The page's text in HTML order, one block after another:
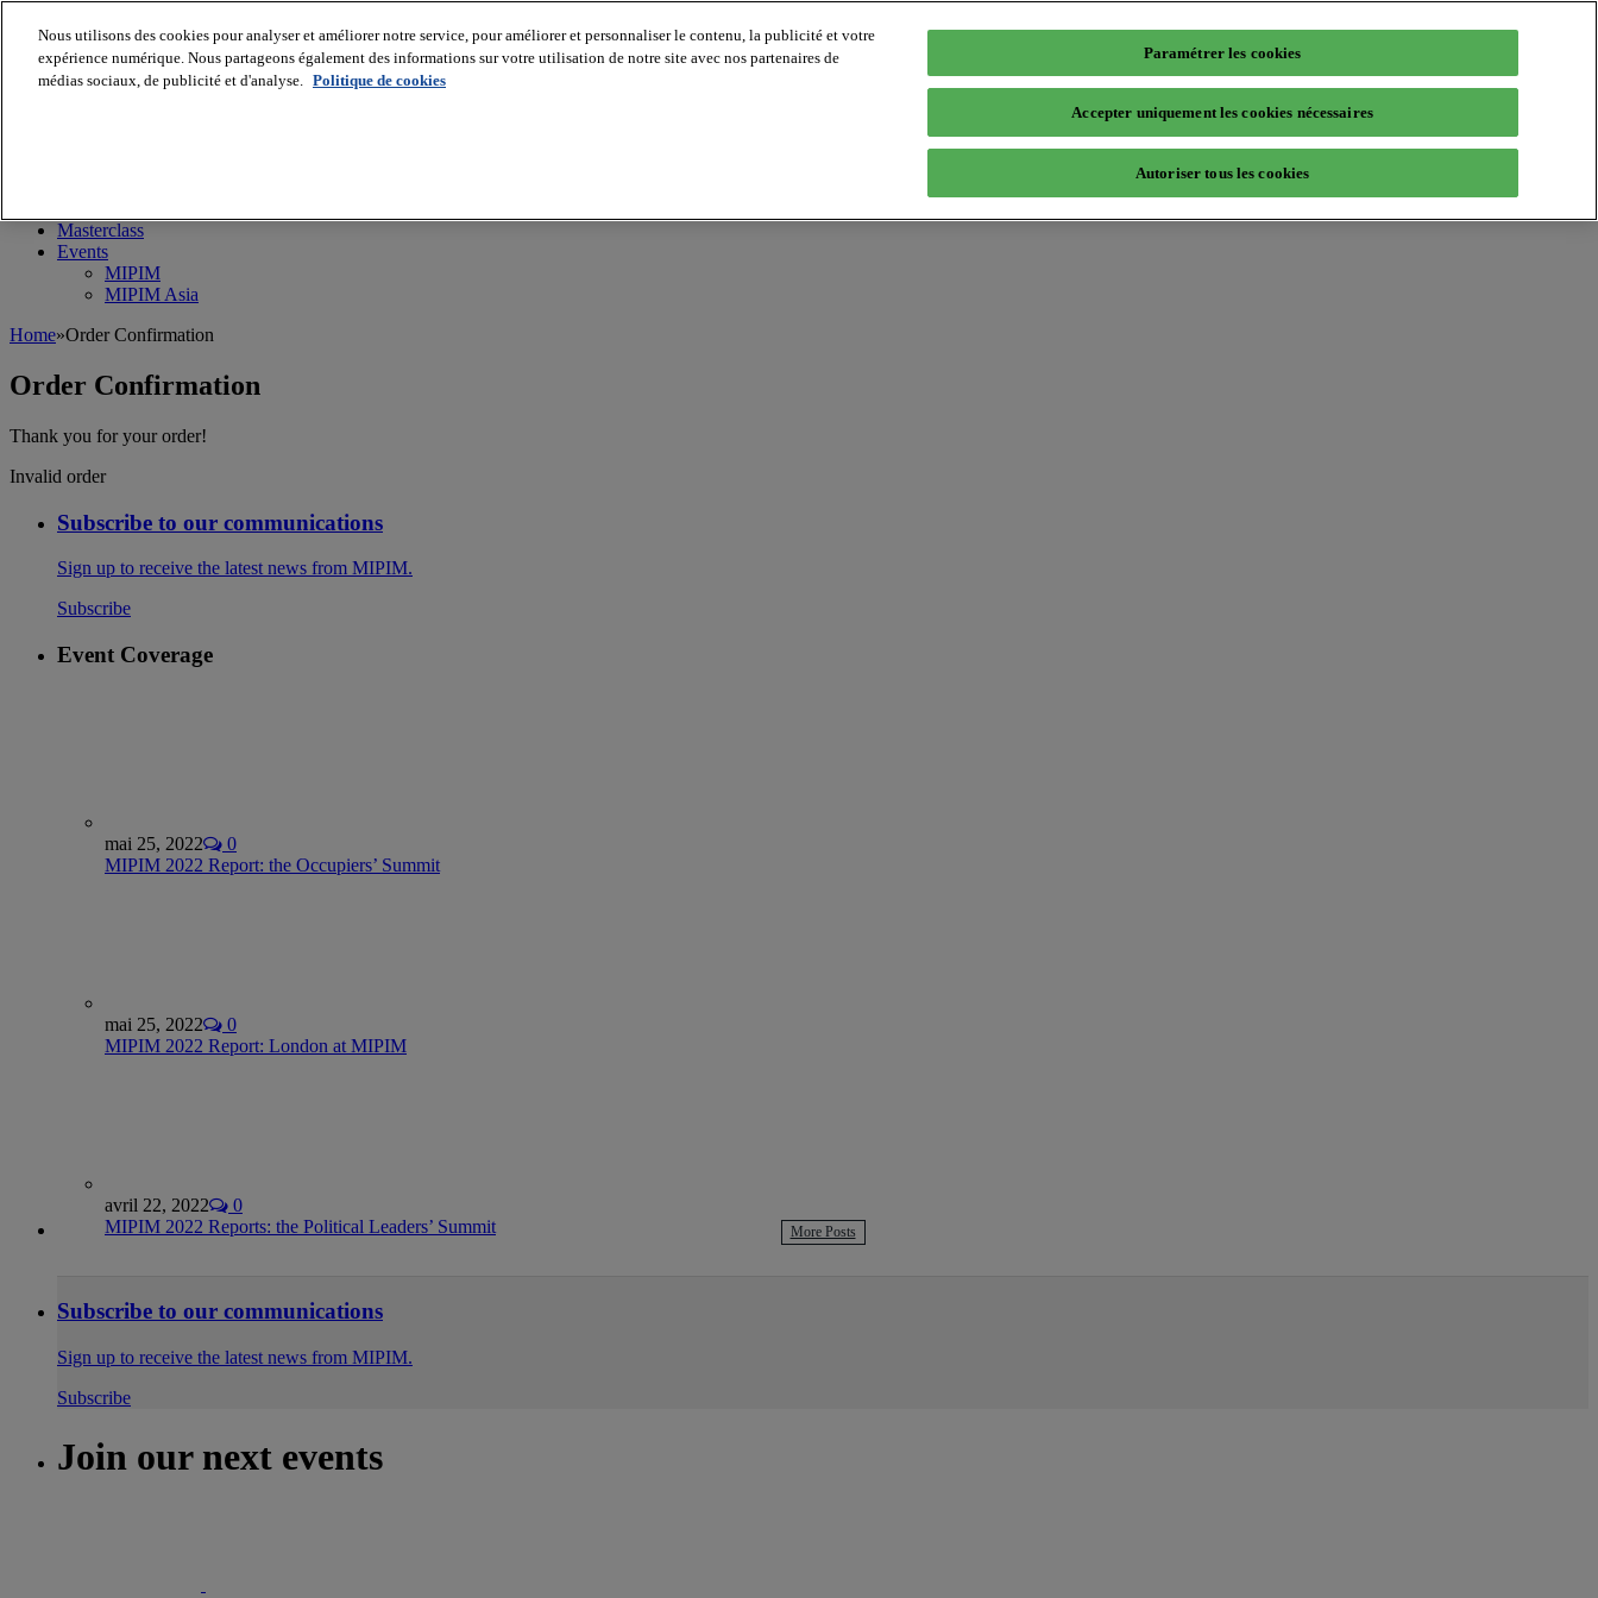
Masterclass
Events
MIPIM
MIPIM Asia
Home»Order Confirmation
Order Confirmation
Thank you for your order!
Invalid order
Subscribe to our communications
Sign up to receive the latest news from MIPIM.
Subscribe
Event Coverage
mai 25, 2022
0
MIPIM 2022 Report: the Occupiers’ Summit
mai 25, 2022
0
MIPIM 2022 Report: London at MIPIM
avril 22, 2022
0
MIPIM 2022 Reports: the Political Leaders’ Summit
More Posts
Subscribe to our communications
Sign up to receive the latest news from MIPIM.
Subscribe
Join our next events
Nous utilisons des cookies pour analyser et améliorer notre service, pour améliorer et personnaliser le contenu, la publicité et votre
expérience numérique. Nous partageons également des informations sur votre utilisation de notre site avec nos partenaires de
médias sociaux, de publicité et d'analyse. Politique de cookies
Paramétrer les cookies
Accepter uniquement les cookies nécessaires
Autoriser tous les cookies